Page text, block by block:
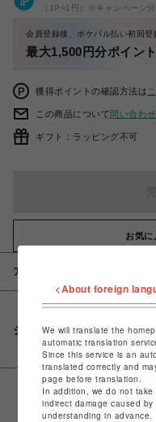
（1P=1円）※キャンペーン分
会員登録後、ポケパル払い初回登
最大1,500円分ポイン
獲得ポイントの確認方法は
この商品について問い合わ
ギフト：ラッピング不可
お気に
アイテム説明 / 素材
シェアする
<About foreign
We will translate the
automatic translation
Since this service is an
translated correctly and
page before translation.
In addition, we do not
indirect damage caused
understanding in advance.